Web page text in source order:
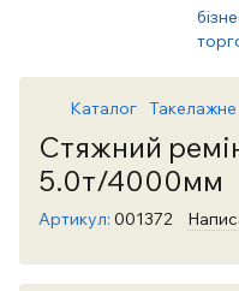
Каталог
Стяжний
5.0т/4000мм
Артикул: 001372